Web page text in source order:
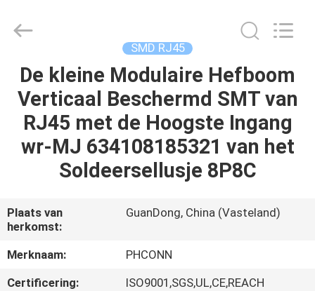
HUIS
PRODUCTEN
ONGEVEER
FABRIEKSREIS
KWALITEITSCONTROLE
Reserved.
SMD RJ45
De kleine Modulaire Hefboom
Verticaal Beschermd SMT van
RJ45 met de Hoogste Ingang
wr-MJ 634108185321 van het
Soldeersellusje 8P8C
Plaats van
herkomst:
GuanDong, China (Vasteland)
Merknaam:
PHCONN
Certificering:
ISO9001,SGS,UL,CE,REACH